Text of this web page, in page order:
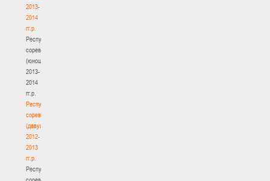
2013-
2014
гг.р.
Республиканские
соревнования
(юноши)
2013-
2014
гг.р.
Республиканские
соревнования
(девушки)
2012-
2013
гг.р.
Республиканские
соревнования